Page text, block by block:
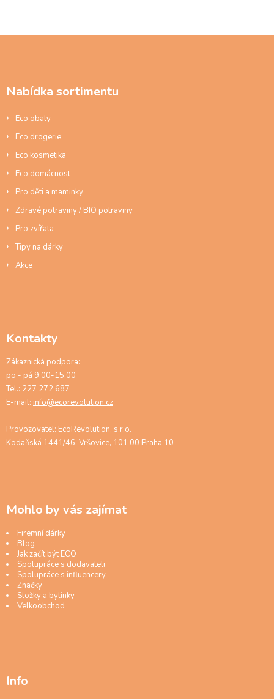
d
Nabídka sortimentu
Eco obaly
Eco drogerie
Eco kosmetika
Eco domácnost
Pro děti a maminky
Zdravé potraviny / BIO potraviny
Pro zvířata
Tipy na dárky
Akce
Kontakty
Zákaznická podpora:
po - pá 9:00-15:00
Tel.: 227 272 687
E-mail: info@ecorevolution.cz
Provozovatel: EcoRevolution, s.r.o.
Kodaňská 1441/46, Vršovice, 101 00 Praha 10
Mohlo by vás zajímat
Firemní dárky
Blog
Jak začít být ECO
Spolupráce s dodavateli
Spolupráce s influencery
Značky
Složky a bylinky
Velkoobchod
Info